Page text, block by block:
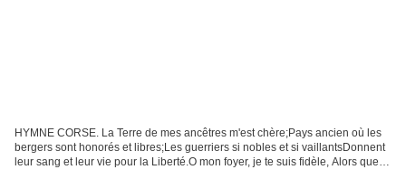
HYMNE CORSE. La Terre de mes ancêtres m'est chère;Pays ancien où les
bergers sont honorés et libres;Les guerriers si nobles et si vaillantsDonnent
leur sang et leur vie pour la Liberté.O mon foyer, je te suis fidèle, Alors que